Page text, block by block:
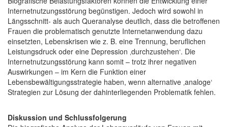
Internetnutzungsstörung begünstigen. Jedoch wird sowohl in
Längsschnitt- als auch Queranalyse deutlich, dass die betroffenen
Frauen die problematisch genutzte Internetanwendung dazu
einsetzten, Lebenskrisen wie z. B. eine Trennung, beruflichen
Leistungsdruck oder eine Depression ‚durchzustehen‘. Die
Internetnutzungsstörung kann somit – trotz ihrer negativen
Auswirkungen – im Kern die Funktion einer
Lebensbewältigungsstrategie haben, wenn alternative ‚analoge‘
Strategien zur Lösung der dahinterliegenden Problematik fehlen.
Diskussion und Schlussfolgerung